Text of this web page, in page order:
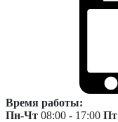
Время работы:
Пн-Чт 08:00 - 17:00 Пт